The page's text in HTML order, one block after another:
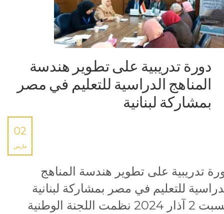
دورة تدريبية على تطوير هندسة
المناهج الدراسية للتعليم في مصر
بمشاركة لبنانية
02
مارس
تدريبية على تطوير هندسة المناهج
للتعليم في مصر بمشاركة لبنانية
السبت 2 آذار 2024 نظمت اللجنة الوطنية